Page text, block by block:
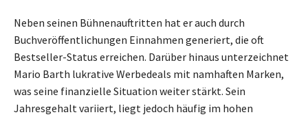
Neben seinen Bühnenauftritten hat er auch durch
Buchveröffentlichungen Einnahmen generiert, die oft
Bestseller-Status erreichen. Darüber hinaus unterzeichnet
Mario Barth lukrative Werbedeals mit namhaften Marken,
was seine finanzielle Situation weiter stärkt. Sein
Jahresgehalt variiert, liegt jedoch häufig im hohen